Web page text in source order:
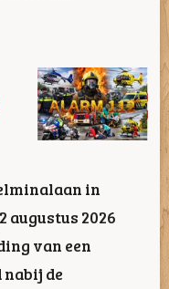
in
augustus 2026
van een
nabij de